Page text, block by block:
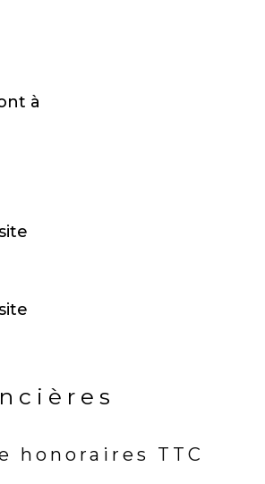
à
honoraires TTC